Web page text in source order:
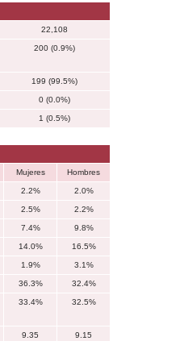
22,108
200 (0.9%)
199 (99.5%)
0 (0.0%)
1 (0.5%)
Mujeres Hombres
2.2% 2.0%
2.5% 2.2%
7.4% 9.8%
14.0% 16.5%
1.9% 3.1%
36.3% 32.4%
33.4% 32.5%
9.35 9.15